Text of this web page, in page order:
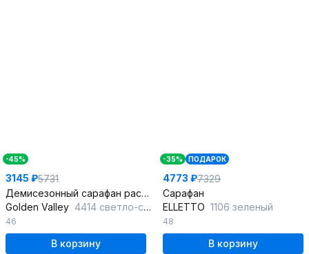
-45%
3145 ₽5731
Демисезонный сарафан расширенного силуэта из текстиля
Golden Valley 4414 светло-серый
46
В корзину
-35% ПОДАРОК
4773 ₽7329
Сарафан
ELLETTO 1106 зеленый
48
В корзину